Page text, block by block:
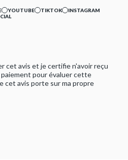
YOUTUBE TIKTOK
INSTAGRAM
cet avis et je certifie n'avoir reçu
pour évaluer cette
cet avis porte sur ma propre